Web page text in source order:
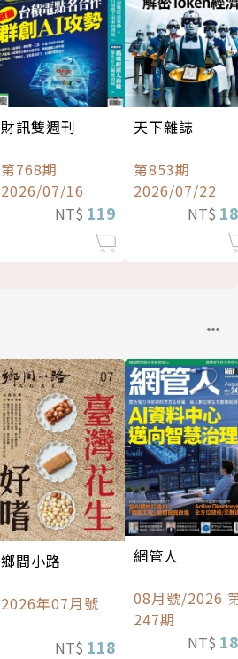
財訊雙週刊
第768期
2026/07/16
NT$ 119
天下雜誌
第853期
2026/07/22
NT$
鄉間小路
2026年07月號
NT$ 118
網管人
08月號/2026
247期
NT$